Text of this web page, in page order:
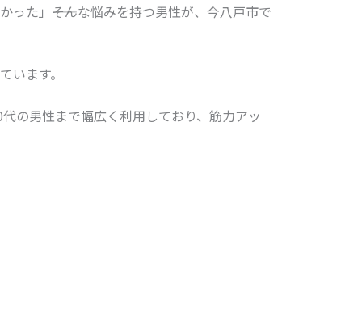
た」――そんな悩みを持つ男性が、今八戸市で
います。
の男性まで幅広く利用しており、筋力アッ